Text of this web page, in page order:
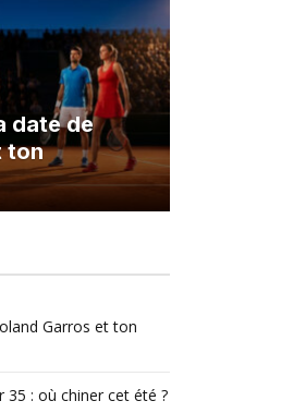
date de
ton
Garros et ton
35 : où chiner cet été ?